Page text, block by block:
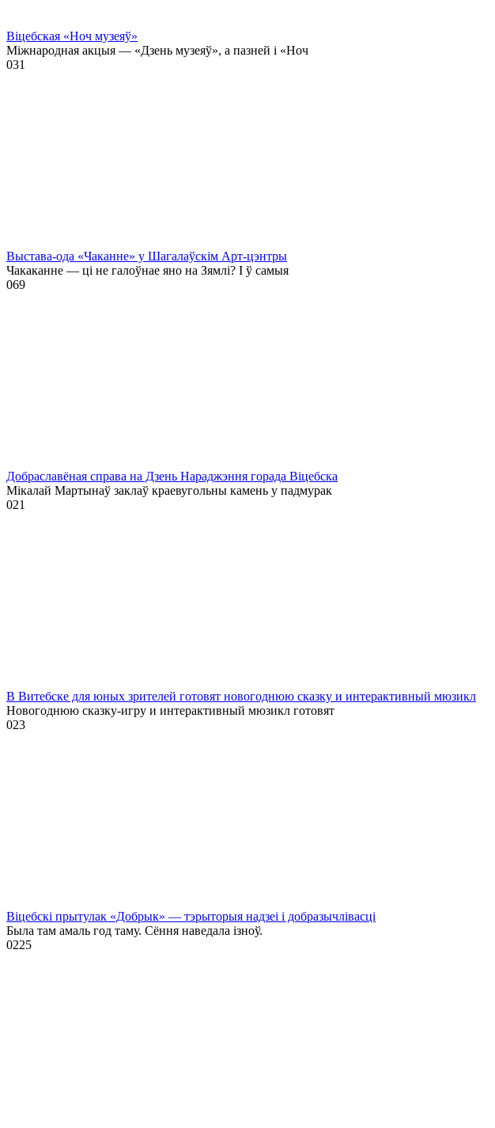
Віцебская «Ноч музеяў»
Міжнародная акцыя — «Дзень музеяў», а пазней і «Ноч
031
Выстава-ода «Чаканне» у Шагалаўскім Арт-цэнтры
Чакаканне — ці не галоўнае яно на Зямлі? І ў самыя
069
Добраславёная справа на Дзень Нараджэння горада Віцебска
Мікалай Мартынаў заклаў краевугольны камень у падмурак
021
В Витебске для юных зрителей готовят новогоднюю сказку и интерактивный мюзикл
Новогоднюю сказку-игру и интерактивный мюзикл готовят
023
Віцебскі прытулак «‎Добрык»‎ — тэрыторыя надзеі і добразычлівасці
Была там амаль год таму. Сёння наведала ізноў.
0225